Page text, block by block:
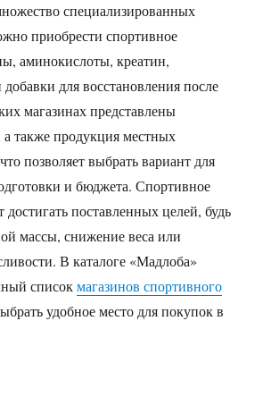
специализированных
приобрести спортивное
аминокислоты, креатин,
для восстановления после
магазинах представлены
также продукция местных
позволяет выбрать вариант для
и бюджета. Спортивное
достигать поставленных целей, будь
массы, снижение веса или
В каталоге «Мадлоба»
списокмагазинов спортивного
удобное место для покупок в